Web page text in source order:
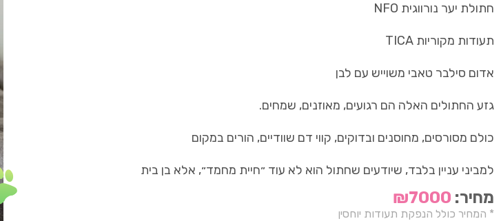
חתולת יער נורווגית NFO
תעודות מקוריות TICA
אדום סילבר טאבי משוייש עם לבן
גזע החתולים האלה הם רגועים, מאוזנים, שמחים.
כולם מסורסים, מחוסנים ובדוקים, קווי דם שוודיים, הורים במקום
למביני עניין בלבד, שיודעים שחתול הוא לא עוד ״חיית מחמד״, אלא בן בית
מחיר: ₪7000
* המחיר כולל הנפקת תעודות יוחסין